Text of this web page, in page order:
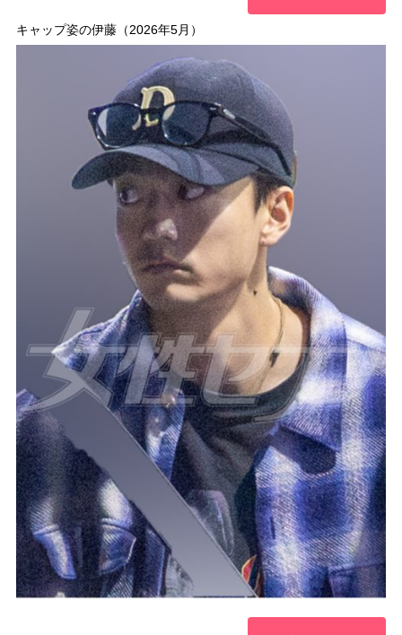
キャップ姿の伊藤（2026年5月）